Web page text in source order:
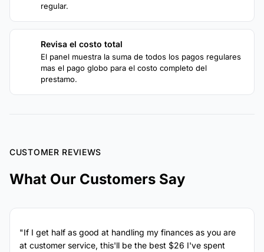
regular.
Revisa el costo total
El panel muestra la suma de todos los pagos regulares
mas el pago globo para el costo completo del
prestamo.
CUSTOMER REVIEWS
What Our Customers Say
"If I get half as good at handling my finances as you are
at customer service, this'll be the best $26 I've spent